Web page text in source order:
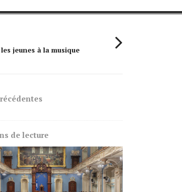
jeunes à la musique
de lecture